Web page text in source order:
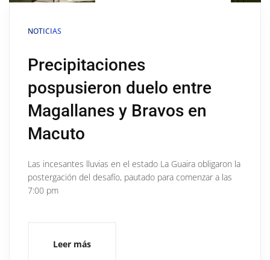
NOTICIAS
Precipitaciones
pospusieron duelo entre
Magallanes y Bravos en
Macuto
Las incesantes lluvias en el estado La Guaira obligaron la
postergación del desafío, pautado para comenzar a las
7:00 pm
Leer más